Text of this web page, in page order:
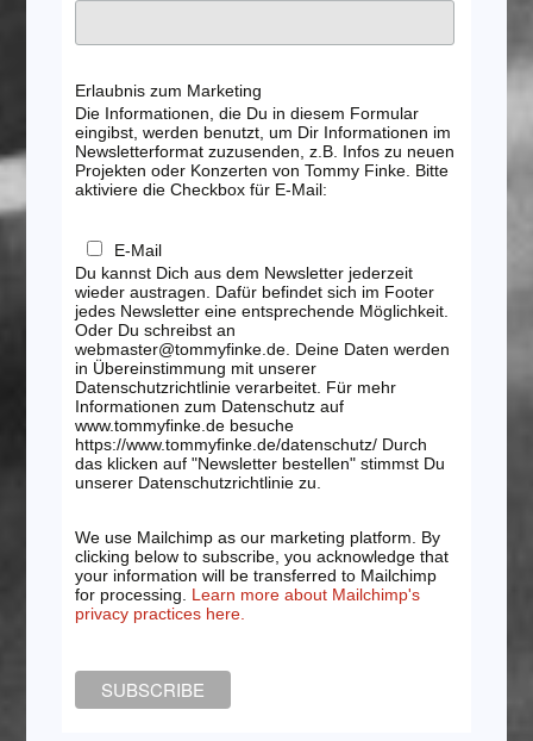
Erlaubnis zum Marketing
Die Informationen, die Du in diesem Formular
eingibst, werden benutzt, um Dir Informationen im
Newsletterformat zuzusenden, z.B. Infos zu neuen
Projekten oder Konzerten von Tommy Finke. Bitte
aktiviere die Checkbox für E-Mail:
E-Mail
Du kannst Dich aus dem Newsletter jederzeit
wieder austragen. Dafür befindet sich im Footer
jedes Newsletter eine entsprechende Möglichkeit.
Oder Du schreibst an
webmaster@tommyfinke.de. Deine Daten werden
in Übereinstimmung mit unserer
Datenschutzrichtlinie verarbeitet. Für mehr
Informationen zum Datenschutz auf
www.tommyfinke.de besuche
https://www.tommyfinke.de/datenschutz/ Durch
das klicken auf "Newsletter bestellen" stimmst Du
unserer Datenschutzrichtlinie zu.
We use Mailchimp as our marketing platform. By
clicking below to subscribe, you acknowledge that
your information will be transferred to Mailchimp
for processing. Learn more about Mailchimp's
privacy practices here.